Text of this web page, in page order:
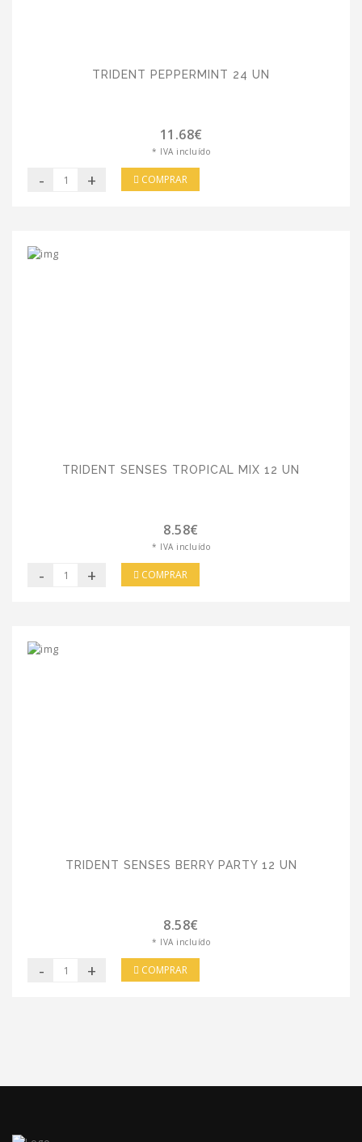
TRIDENT PEPPERMINT 24 UN
11.68€
* IVA incluído
- + COMPRAR
TRIDENT SENSES TROPICAL MIX 12 UN
8.58€
* IVA incluído
- + COMPRAR
TRIDENT SENSES BERRY PARTY 12 UN
8.58€
* IVA incluído
- + COMPRAR